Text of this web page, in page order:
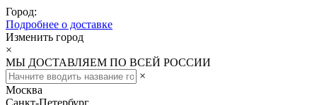
Город:
Подробнее о доставке
Изменить город
×
МЫ ДОСТАВЛЯЕМ ПО ВСЕЙ РОССИИ
×
Москва
Санкт-Петербург